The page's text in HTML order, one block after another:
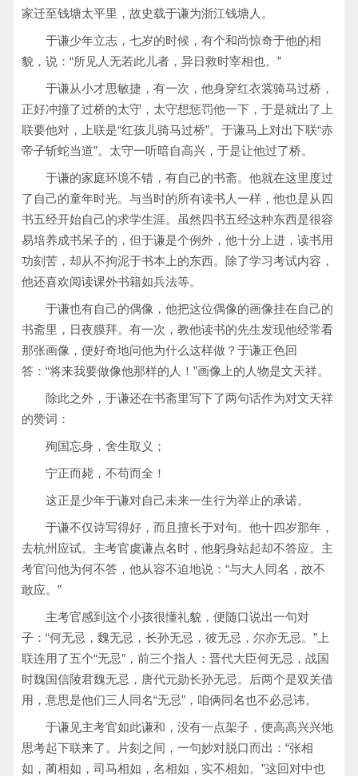
家迁至钱塘太平里，故史载于谦为浙江钱塘人。
于谦少年立志，七岁的时候，有个和尚惊奇于他的相
貌，说：“所见人无若此儿者，异日救时宰相也。”
于谦从小才思敏捷，有一次，他身穿红衣裳骑马过桥，
正好冲撞了过桥的太守，太守想惩罚他一下，于是就出了上
联要他对，上联是“红孩儿骑马过桥”。于谦马上对出下联“赤
帝子斩蛇当道”。太守一听暗自高兴，于是让他过了桥。
于谦的家庭环境不错，有自己的书斋。他就在这里度过
了自己的童年时光。与当时的所有读书人一样，他也是从四
书五经开始自己的求学生涯。虽然四书五经这种东西是很容
易培养成书呆子的，但于谦是个例外，他十分上进，读书用
功刻苦，却从不拘泥于书本上的东西。除了学习考试内容，
他还喜欢阅读课外书籍如兵法等。
于谦也有自己的偶像，他把这位偶像的画像挂在自己的
书斋里，日夜膜拜。有一次，教他读书的先生发现他经常看
那张画像，便好奇地问他为什么这样做？于谦正色回
答：“将来我要做像他那样的人！”画像上的人物是文天祥。
除此之外，于谦还在书斋里写下了两句话作为对文天祥
的赞词：
殉国忘身，舍生取义；
宁正而毙，不苟而全！
这正是少年于谦对自己未来一生行为举止的承诺。
于谦不仅诗写得好，而且擅长于对句。他十四岁那年，
去杭州应试。主考官虞谦点名时，他躬身站起却不答应。主
考官问他为何不答，他从容不迫地说：“与大人同名，故不
敢应。”
主考官感到这个小孩很懂礼貌，便随口说出一句对
子：“何无忌，魏无忌，长孙无忌，彼无忌，尔亦无忌。”上
联连用了五个“无忌”，前三个指人：晋代大臣何无忌，战国
时魏国信陵君魏无忌，唐代元勋长孙无忌。后两个是双关借
用，意思是他们三人同名“无忌”，咱俩同名也不必忌讳。
于谦见主考官如此谦和，没有一点架子，便高高兴兴地
思考起下联来了。片刻之间，一句妙对脱口而出：“张相
如，蔺相如，司马相如，名相如，实不相如。”这回对中也